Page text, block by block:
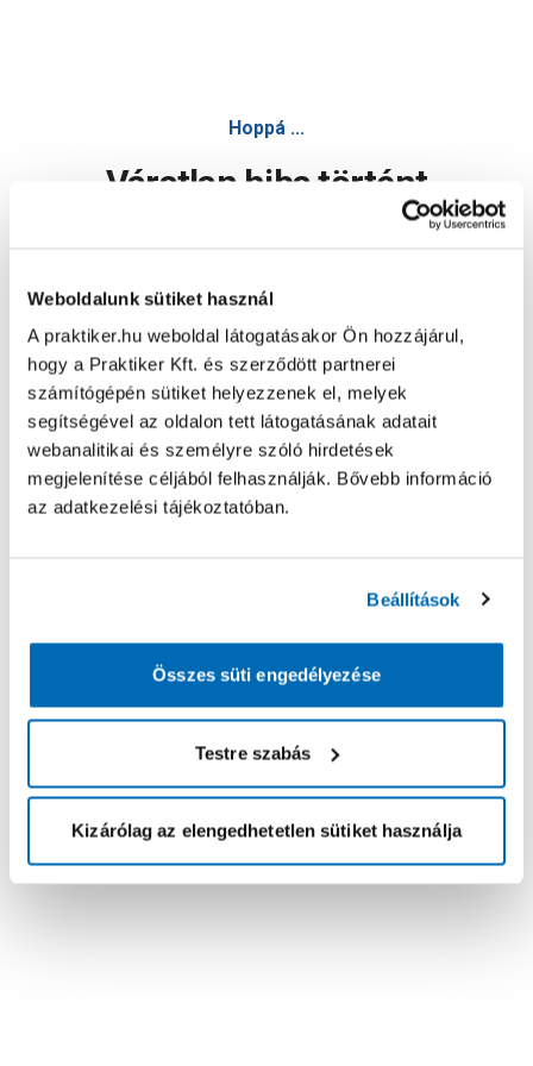
Weboldalunk sütiket használ
A praktiker.hu weboldal látogatásakor Ön hozzájárul,
hogy a Praktiker Kft. és szerződött partnerei
számítógépén sütiket helyezzenek el, melyek
segítségével az oldalon tett látogatásának adatait
webanalitikai és személyre szóló hirdetések
megjelenítése céljából felhasználják. Bővebb információ
az adatkezelési tájékoztatóban.
Beállítások
Összes süti engedélyezése
Testre szabás
Kizárólag az elengedhetetlen sütiket használja
Hoppá ...
Váratlan hiba történt
Oldal újratöltése